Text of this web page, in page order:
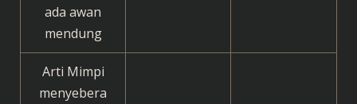
ada awan
mendung
Arti Mimpi
menyebera